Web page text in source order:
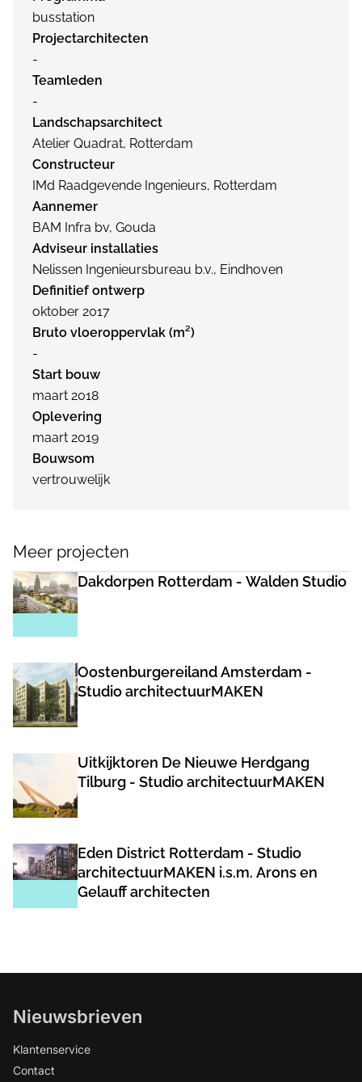
busstation
Projectarchitecten
-
Teamleden
-
Landschapsarchitect
Atelier Quadrat, Rotterdam
Constructeur
IMd Raadgevende Ingenieurs, Rotterdam
Aannemer
BAM Infra bv, Gouda
Adviseur installaties
Nelissen Ingenieursbureau b.v., Eindhoven
Definitief ontwerp
oktober 2017
Bruto vloeroppervlak (m²)
-
Start bouw
maart 2018
Oplevering
maart 2019
Bouwsom
vertrouwelijk
Meer projecten
Dakdorpen Rotterdam - Walden Studio
Oostenburgereiland Amsterdam -
Studio architectuurMAKEN
Uitkijktoren De Nieuwe Herdgang
Tilburg - Studio architectuurMAKEN
Eden District Rotterdam - Studio
architectuurMAKEN i.s.m. Arons en
Gelauff architecten
Nieuwsbrieven
Klantenservice
Contact